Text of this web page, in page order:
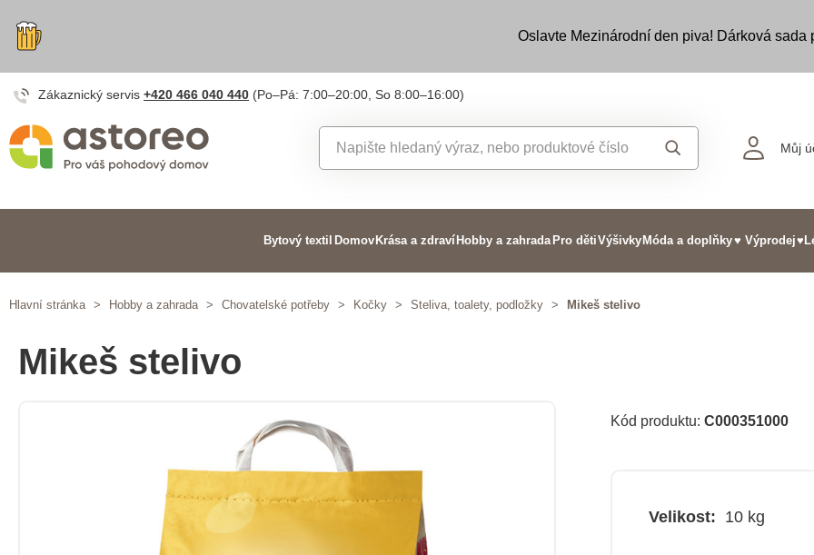
Oslavte Mezinárodní den piva! Dárková
Zákaznický servis +420 466 040 440 (Po–Pá: 7:00–20:00, So 8:00–16:00)
Můj
Bytový textil Domov Krása a zdraví Hobby a zahrada Pro dětiVýšivky Móda a doplňky♥ Výprodej
Hlavní stránka > Hobby a zahrada > Chovatelské potřeby > Kočky > Steliva, toalety, podložky > Mikeš stelivo
Mikeš stelivo
Kód produktu: C000351000
Velikost: 10 kg